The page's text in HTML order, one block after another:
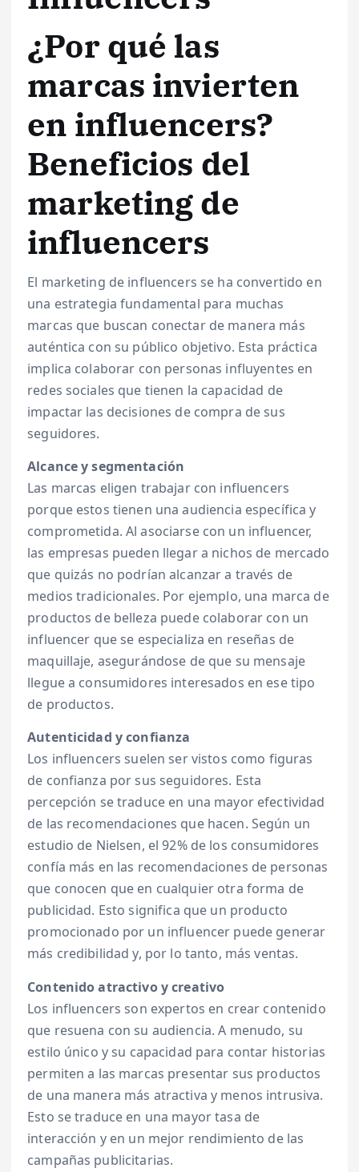
¿Por qué las
marcas invierten
en influencers?
Beneficios del
marketing de
influencers
El marketing de influencers se ha convertido en
una estrategia fundamental para muchas
marcas que buscan conectar de manera más
auténtica con su público objetivo. Esta práctica
implica colaborar con personas influyentes en
redes sociales que tienen la capacidad de
impactar las decisiones de compra de sus
seguidores.
Alcance y segmentación
Las marcas eligen trabajar con influencers
porque estos tienen una audiencia específica y
comprometida. Al asociarse con un influencer,
las empresas pueden llegar a nichos de mercado
que quizás no podrían alcanzar a través de
medios tradicionales. Por ejemplo, una marca de
productos de belleza puede colaborar con un
influencer que se especializa en reseñas de
maquillaje, asegurándose de que su mensaje
llegue a consumidores interesados en ese tipo
de productos.
Autenticidad y confianza
Los influencers suelen ser vistos como figuras
de confianza por sus seguidores. Esta
percepción se traduce en una mayor efectividad
de las recomendaciones que hacen. Según un
estudio de Nielsen, el 92% de los consumidores
confía más en las recomendaciones de personas
que conocen que en cualquier otra forma de
publicidad. Esto significa que un producto
promocionado por un influencer puede generar
más credibilidad y, por lo tanto, más ventas.
Contenido atractivo y creativo
Los influencers son expertos en crear contenido
que resuena con su audiencia. A menudo, su
estilo único y su capacidad para contar historias
permiten a las marcas presentar sus productos
de una manera más atractiva y menos intrusiva.
Esto se traduce en una mayor tasa de
interacción y en un mejor rendimiento de las
campañas publicitarias.